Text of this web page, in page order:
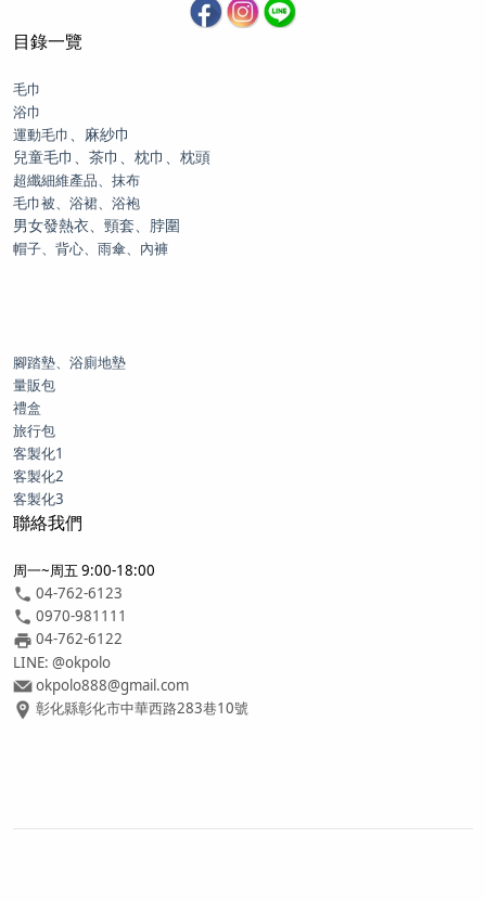
目錄一覽
毛巾
浴巾
運動毛巾
、麻紗巾
兒童毛巾、茶巾、枕巾、枕頭
超纖細維產品、抹布
毛巾被、浴裙、浴袍
男女發熱衣、頸套、脖圍
帽子、背心、雨傘、內褲
腳踏墊、浴廁地墊
量販包
禮盒
旅行包
客製化1
客製化2
客製化3
聯絡我們
周一~周五 9:00-18:00
04-762-6123
0970-981111
04-762-6122
LINE: @okpolo
okpolo888@gmail.com
彰化縣彰化市中華西路283巷10號